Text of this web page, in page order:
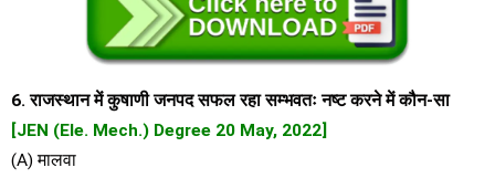
6. राजस्थान में कुषाणी जनपद सफल रहा सम्भवतः नष्ट करने में कौन-सा
[JEN (Ele. Mech.) Degree 20 May, 2022]
(A) मालवा